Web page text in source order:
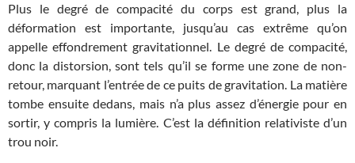
Plus le degré de compacité du corps est grand, plus la
déformation est importante, jusqu’au cas extrême qu’on
appelle effondrement gravitationnel. Le degré de compacité,
donc la distorsion, sont tels qu’il se forme une zone de non-
retour, marquant l’entrée de ce puits de gravitation. La matière
tombe ensuite dedans, mais n’a plus assez d’énergie pour en
sortir, y compris la lumière. C’est la définition relativiste d’un
trou noir.